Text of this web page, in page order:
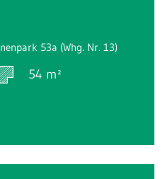
53a (Whg. Nr. 13)
54 m²